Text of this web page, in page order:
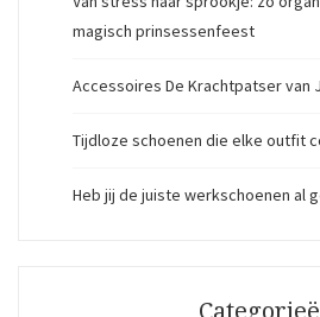
magisch prinsessenfeest
Accessoires De Krachtpatser van
Tijdloze schoenen die elke outfit
Heb jij de juiste werkschoenen al